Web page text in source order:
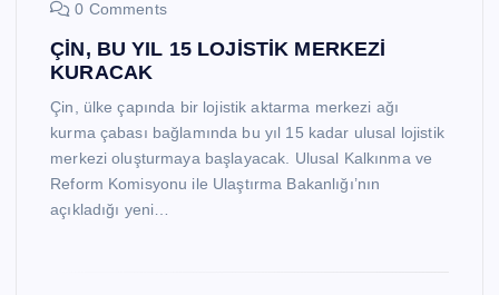
0 Comments
ÇİN, BU YIL 15 LOJİSTİK MERKEZİ
KURACAK
Çin, ülke çapında bir lojistik aktarma merkezi ağı
kurma çabası bağlamında bu yıl 15 kadar ulusal lojistik
merkezi oluşturmaya başlayacak. Ulusal Kalkınma ve
Reform Komisyonu ile Ulaştırma Bakanlığı’nın
açıkladığı yeni…